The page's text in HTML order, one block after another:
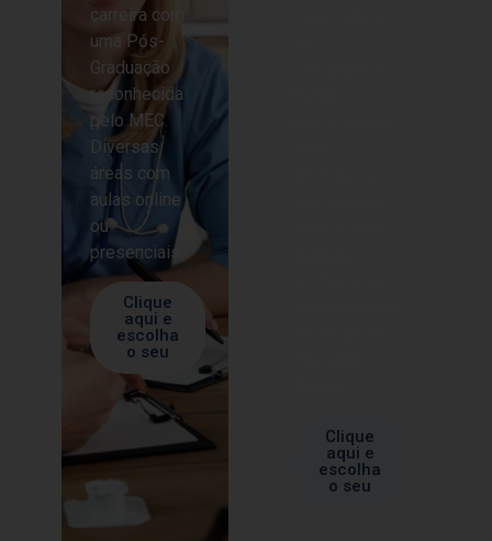
carreira com
uma Pós-
Graduação
reconhecida
pelo MEC.
Diversas
áreas com
aulas online
ou
presenciais.
Clique
aqui e
escolha
o seu
Clique
aqui e
escolha
o seu